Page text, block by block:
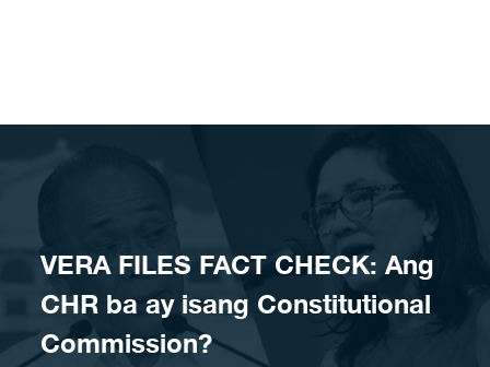
VERA FILES FACT CHECK: Ang
CHR ba ay isang Constitutional
Commission?